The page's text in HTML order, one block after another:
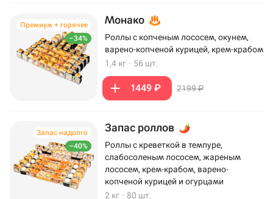
–34%
Премиум + горячее Монако
Роллы с копченым лососем, окунем,
варено-копченой курицей, крем-крабом
1,4 кг · 56 шт.
1449 ₽ 2199 ₽
–40%
Запас надолго Запас роллов
Роллы с креветкой в темпуре,
слабосоленым лососем, жареным
лососем, крем-крабом, варено-
копченой курицей и огурцами
2 кг · 80 шт.